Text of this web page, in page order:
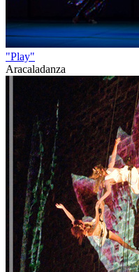
"Play"
Aracaladanza